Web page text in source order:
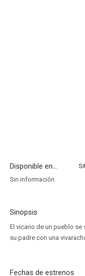
Disponible en...
Sin información
Sinopsis
El vicario de un pueblo
su padre con una
Fechas de estrenos